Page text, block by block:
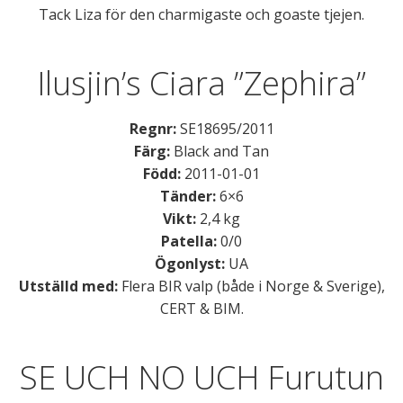
Tack Liza för den charmigaste och goaste tjejen.
Ilusjin’s Ciara ”Zephira”
Regnr:SE18695/2011
Färg: Black and Tan
Född: 2011-01-01
Tänder:6×6
Vikt: 2,4 kg
Patella:0/0
Ögonlyst: UA
Utställd med:Flera BIR valp (både i Norge & Sverige),
CERT & BIM.
SE UCH NO UCH Furutun